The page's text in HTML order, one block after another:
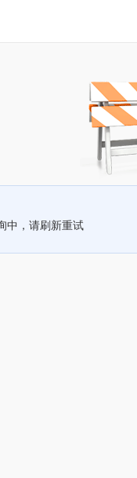
中，请刷新重试